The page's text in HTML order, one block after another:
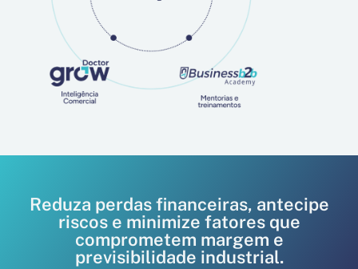
Reduza perdas financeiras, antecipe
riscos e minimize fatores que
comprometem margem e
previsibilidade industrial.